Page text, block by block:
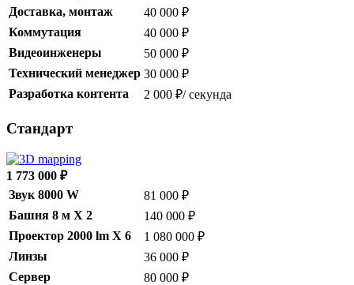
Доставка, монтаж
40 000 ₽
Коммутация
40 000 ₽
Видеоинженеры
50 000 ₽
Технический менеджер 30 000 ₽
Разработка контента
2 000 ₽/ секунда
Стандарт
1 773 000 ₽
Звук 8000 W
81 000 ₽
Башня 8 м X 2
140 000 ₽
Проектор 2000 lm X 6
1 080 000 ₽
Линзы
36 000 ₽
Сервер
80 000 ₽